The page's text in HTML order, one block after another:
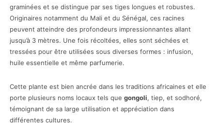
graminées et se distingue par ses tiges longues et robustes.
Originaires notamment du Mali et du Sénégal, ces racines
peuvent atteindre des profondeurs impressionnantes allant
jusqu’à 3 mètres. Une fois récoltées, elles sont séchées et
tressées pour être utilisées sous diverses formes : infusion,
huile essentielle et même parfumerie.
Cette plante est bien ancrée dans les traditions africaines et elle
porte plusieurs noms locaux tels que gongoli, tiep, et sodhoré,
témoignant de sa large utilisation et appréciation dans
différentes cultures.